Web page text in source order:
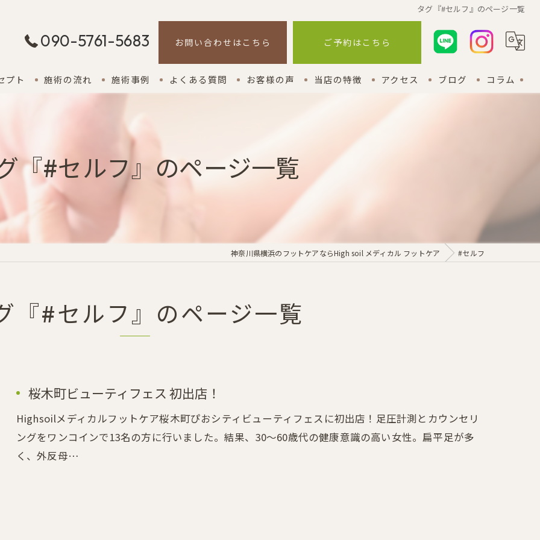
タグ『#セルフ』のページ一覧
090-5761-5683 お問い合わせはこちら ご予約はこちら
プト 施術の流れ 施術事例 よくある質問 お客様の声 当店の特徴
インソール
アクセス ブログ コラム
『#セルフ』のページ一覧
神奈川県横浜のフットケアならHigh soil メディカル フットケア #セルフ
『#セルフ』のページ一覧
桜木町ビューティフェス 初出店！
Highsoilメディカルフットケア桜木町ぴおシティビューティフェスに初出店！足圧計測とカウンセリ
ングをワンコインで13名の方に行いました。結果、30～60歳代の健康意識の高い女性。扁平足が多
く、外反母…